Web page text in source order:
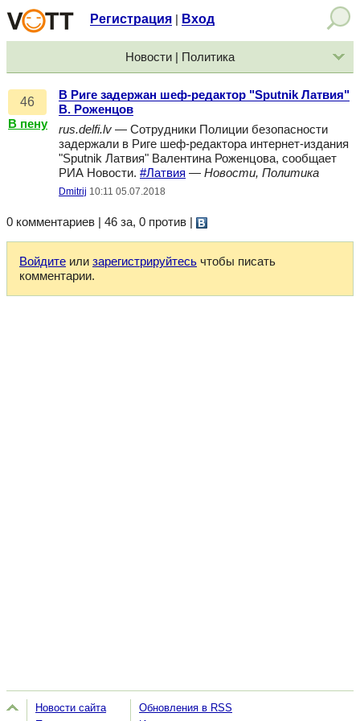
Регистрация Вход
Новости | Политика
46
В пену
В Риге задержан шеф-редактор "Sputnik Латвия"
В. Роженцов
rus.delfi.lv — Сотрудники Полиции безопасности
задержали в Риге шеф-редактора интернет-издания
"Sputnik Латвия" Валентина Роженцова, сообщает
РИА Новости. #Латвия — Новости, Политика
Dmitrij 10:11 05.07.2018
0 комментариев | 46 за, 0 против
Войдите или зарегистрируйтесь чтобы писать
комментарии.
Новости сайта
Обновления в RSS